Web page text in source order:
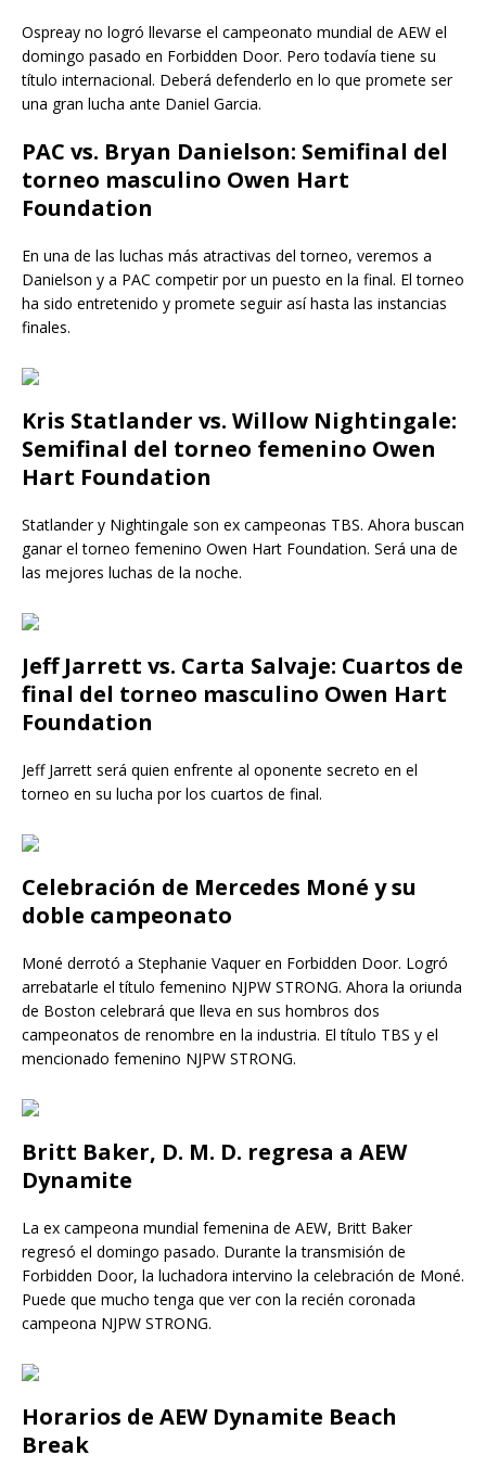
Ospreay no logró llevarse el campeonato mundial de AEW el
domingo pasado en Forbidden Door. Pero todavía tiene su
título internacional. Deberá defenderlo en lo que promete ser
una gran lucha ante Daniel Garcia.
PAC vs. Bryan Danielson: Semifinal del
torneo masculino Owen Hart
Foundation
En una de las luchas más atractivas del torneo, veremos a
Danielson y a PAC competir por un puesto en la final. El torneo
ha sido entretenido y promete seguir así hasta las instancias
finales.
Kris Statlander vs. Willow Nightingale:
Semifinal del torneo femenino Owen
Hart Foundation
Statlander y Nightingale son ex campeonas TBS. Ahora buscan
ganar el torneo femenino Owen Hart Foundation. Será una de
las mejores luchas de la noche.
Jeff Jarrett vs. Carta Salvaje: Cuartos de
final del torneo masculino Owen Hart
Foundation
Jeff Jarrett será quien enfrente al oponente secreto en el
torneo en su lucha por los cuartos de final.
Celebración de Mercedes Moné y su
doble campeonato
Moné derrotó a Stephanie Vaquer en Forbidden Door. Logró
arrebatarle el título femenino NJPW STRONG. Ahora la oriunda
de Boston celebrará que lleva en sus hombros dos
campeonatos de renombre en la industria. El título TBS y el
mencionado femenino NJPW STRONG.
Britt Baker, D. M. D. regresa a AEW
Dynamite
La ex campeona mundial femenina de AEW, Britt Baker
regresó el domingo pasado. Durante la transmisión de
Forbidden Door, la luchadora intervino la celebración de Moné.
Puede que mucho tenga que ver con la recién coronada
campeona NJPW STRONG.
Horarios de AEW Dynamite Beach
Break